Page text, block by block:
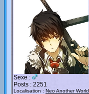
Sexe :
Posts : 2251
Localisation : Neo Another World